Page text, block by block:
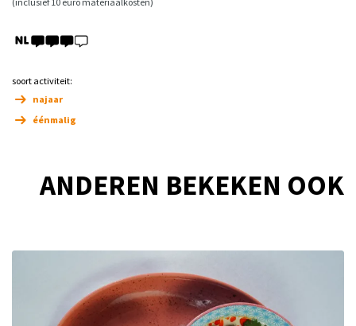
soort activiteit:
najaar
éénmalig
ANDEREN BEKEKEN OOK